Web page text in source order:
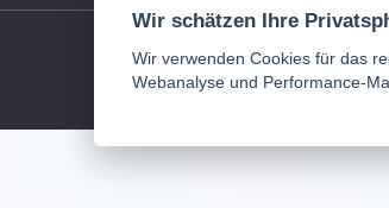
2025, Kopieren von
Wir schätzen Ihre
Wir verwenden Cookies für das
Webanalyse und Performance-